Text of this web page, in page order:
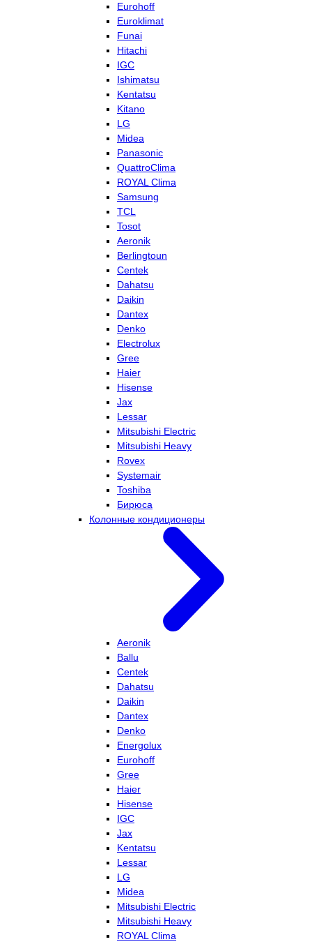
Eurohoff
Euroklimat
Funai
Hitachi
IGC
Ishimatsu
Kentatsu
Kitano
LG
Midea
Panasonic
QuattroClima
ROYAL Clima
Samsung
TCL
Tosot
Aeronik
Berlingtoun
Centek
Dahatsu
Daikin
Dantex
Denko
Electrolux
Gree
Haier
Hisense
Jax
Lessar
Mitsubishi Electric
Mitsubishi Heavy
Rovex
Systemair
Toshiba
Бирюса
Колонные кондиционеры
Aeronik
Ballu
Centek
Dahatsu
Daikin
Dantex
Denko
Energolux
Eurohoff
Gree
Haier
Hisense
IGC
Jax
Kentatsu
Lessar
LG
Midea
Mitsubishi Electric
Mitsubishi Heavy
ROYAL Clima